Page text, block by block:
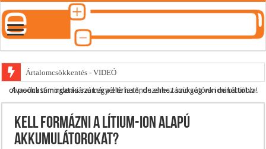
Ártalomcsökkentés - VIDEÓ
E-cigi használati szokások 2.0
Párásító podcast lejátszási lista
A podcast mindenki számára elérhető, de ehhez szükség van minél több olvasónk támogatására.Legyél te is rendszeres támogatónk ide kattintva!
Kell formázni a lítium-ion alapú
akkumulátorokat?